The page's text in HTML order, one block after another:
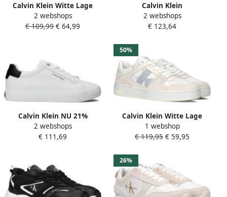
Calvin Klein Witte Lage
Sneakers Basket Cupsole
Low Xray
2 webshops
€ 109,99 € 64,99
Calvin Klein
Plateausneakers CHUNKY
CUPSOLE MONO LTH WN
schoen veterschoen met ck-
opdruk aan de zijkant
2 webshops
€ 123,64
Calvin Klein NU 21%
KORTING Sneakers VIOLET
1A met contrastkleurig
2 webshops
€ 111,69
50%
Calvin Klein Witte Lage
Sneakers Basket Cupsole
Women
1 webshop
€ 119,95 € 59,95
26%